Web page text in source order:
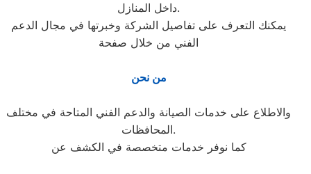
داخل المنازل.
يمكنك التعرف على تفاصيل الشركة وخبرتها في مجال الدعم
الفني من خلال صفحة
من نحن
والاطلاع على خدمات الصيانة والدعم الفني المتاحة في مختلف
المحافظات.
كما نوفر خدمات متخصصة في الكشف عن